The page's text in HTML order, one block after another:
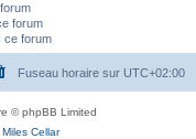
forum
ce forum
Fuseau horaire sur UTC+02:00
© phpBB Limited
Miles Cellar